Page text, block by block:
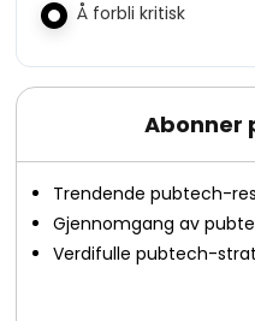
Å forbli kritisk
Abonner
Trendende pubtech-
Gjennomgang av
Verdifulle pubtech-